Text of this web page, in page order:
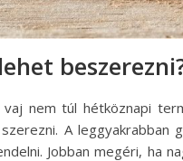
vaj nem túl hétköznapi
A leggyakrabban
Jobban megéri, ha